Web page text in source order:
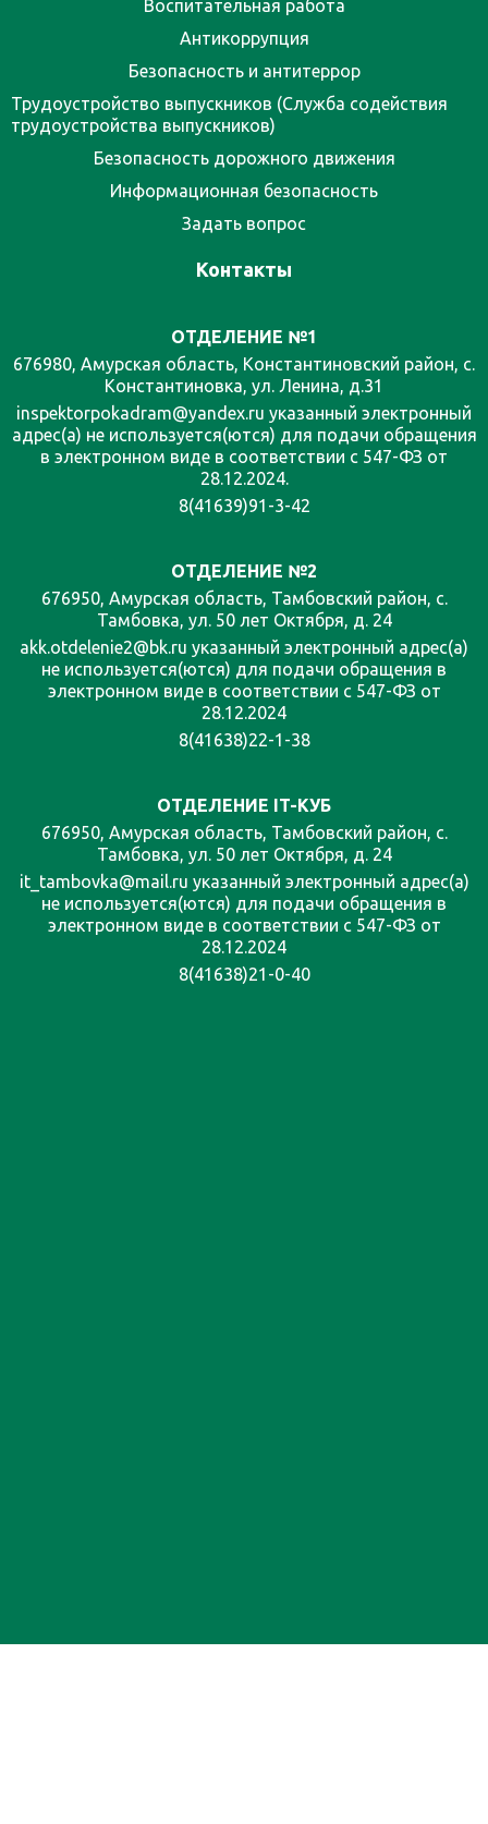
Воспитательная работа
Антикоррупция
Безопасность и антитеррор
Трудоустройство выпускников (Служба содействия
трудоустройства выпускников)
Безопасность дорожного движения
Информационная безопасность
Задать вопрос
Контакты
ОТДЕЛЕНИЕ №1
676980, Амурская область, Константиновский район, с.
Константиновка, ул. Ленина, д.31
inspektorpokadram@yandex.ru указанный электронный
адрес(а) не используется(ются) для подачи обращения
в электронном виде в соответствии с 547-ФЗ от
28.12.2024.
8(41639)91-3-42
ОТДЕЛЕНИЕ №2
676950, Амурская область, Тамбовский район, с.
Тамбовка, ул. 50 лет Октября, д. 24
akk.otdelenie2@bk.ru указанный электронный адрес(а)
не используется(ются) для подачи обращения в
электронном виде в соответствии с 547-ФЗ от
28.12.2024
8(41638)22-1-38
ОТДЕЛЕНИЕ IT-КУБ
676950, Амурская область, Тамбовский район, с.
Тамбовка, ул. 50 лет Октября, д. 24
it_tambovka@mail.ru указанный электронный адрес(а)
не используется(ются) для подачи обращения в
электронном виде в соответствии с 547-ФЗ от
28.12.2024
8(41638)21-0-40